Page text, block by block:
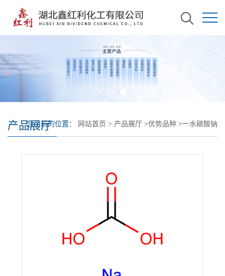
产品展厅
您当前的位置： 网站首页 > 产品展厅 >优势品种 >一水碳酸钠